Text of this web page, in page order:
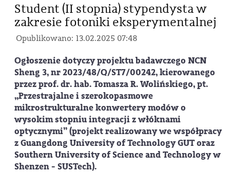
Student (II stopnia) stypendysta w
zakresie fotoniki eksperymentalnej
Opublikowano: 13.02.2025 07:48
Ogłoszenie dotyczy projektu badawczego NCN
Sheng 3, nr 2023/48/Q/ST7/00242, kierowanego
przez prof. dr. hab. Tomasza R. Wolińskiego, pt.
„Przestrajalne i szerokopasmowe
mikrostrukturalne konwertery modów o
wysokim stopniu integracji z włóknami
optycznymi” (projekt realizowany we współpracy
z Guangdong University of Technology GUT oraz
Southern University of Science and Technology w
Shenzen - SUSTech).